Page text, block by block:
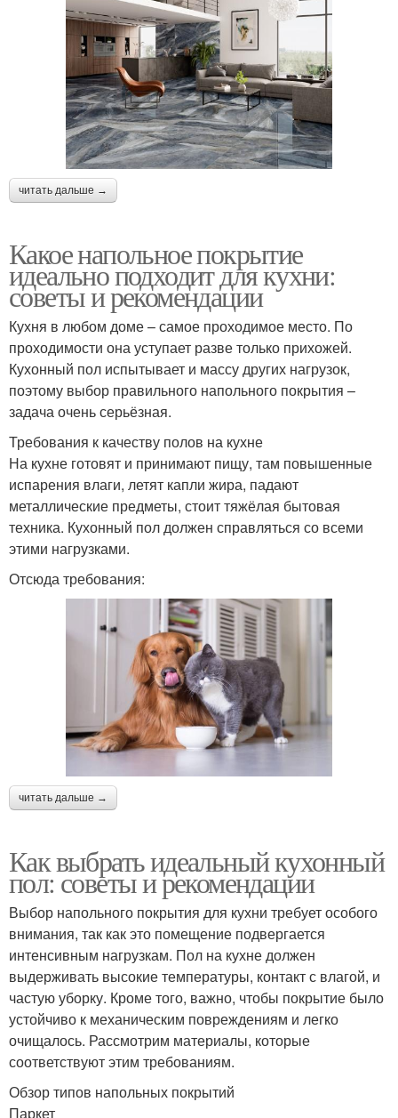
читать дальше →
Какое напольное покрытие
идеально подходит для кухни:
советы и рекомендации
Кухня в любом доме – самое проходимое место. По
проходимости она уступает разве только прихожей.
Кухонный пол испытывает и массу других нагрузок,
поэтому выбор правильного напольного покрытия –
задача очень серьёзная.
Требования к качеству полов на кухне
На кухне готовят и принимают пищу, там повышенные
испарения влаги, летят капли жира, падают
металлические предметы, стоит тяжёлая бытовая
техника. Кухонный пол должен справляться со всеми
этими нагрузками.
Отсюда требования:
читать дальше →
Как выбрать идеальный кухонный
пол: советы и рекомендации
Выбор напольного покрытия для кухни требует особого
внимания, так как это помещение подвергается
интенсивным нагрузкам. Пол на кухне должен
выдерживать высокие температуры, контакт с влагой, и
частую уборку. Кроме того, важно, чтобы покрытие было
устойчиво к механическим повреждениям и легко
очищалось. Рассмотрим материалы, которые
соответствуют этим требованиям.
Обзор типов напольных покрытий
Паркет